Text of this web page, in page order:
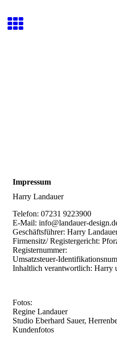
Impressum
Harry Landauer
Telefon: 07231 9223900
E-Mail: info@landauer-
Geschäftsführer: Harry
Firmensitz/ Registergericht:
Registernummer:
Umsatzsteuer-
Inhaltlich verantwortlich: Harry
Fotos:
Regine Landauer
Studio Eberhard Sauer,
Kundenfotos